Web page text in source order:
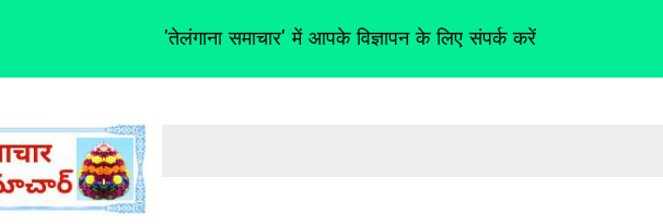
'तेलंगाना समाचार' में आपके विज्ञापन के लिए संपर्क करें